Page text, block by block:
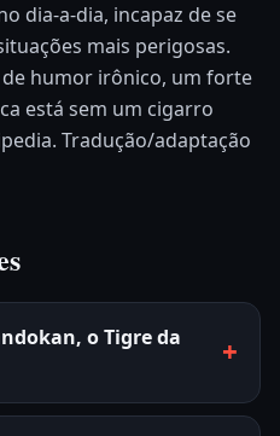
dia-a-dia, incapaz de se
mais perigosas.
humor irônico, um forte
está sem um cigarro
Tradução/adaptação
o Tigre da